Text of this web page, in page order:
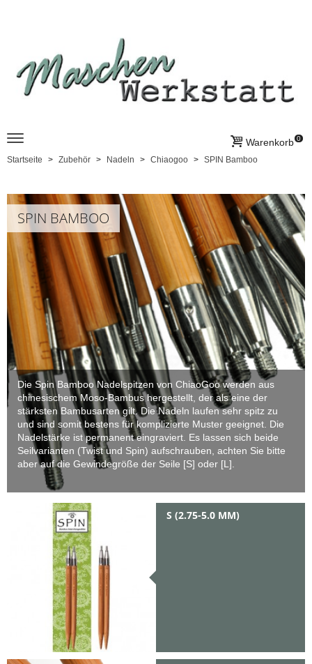
Warenkorb 0
Startseite Zubehör Nadeln Chiaogoo SPIN Bamboo
SPIN BAMBOO
Die Spin Bamboo Nadelspitzen von ChiaoGoo werden aus
chinesischem Moso-Bambus hergestellt, der als eine der
stärksten Bambusarten gilt. Die Nadeln laufen sehr spitz zu
und sind somit bestens für komplizierte Muster geeignet. Die
Nadelstärke ist permanent eingraviert. Es lassen sich beide
Seilvarianten (Twist und Spin) aufschrauben, achten Sie bitte
aber auf die Gewindegröße der Seile [S] oder [L].
S (2.75-5.0 MM)